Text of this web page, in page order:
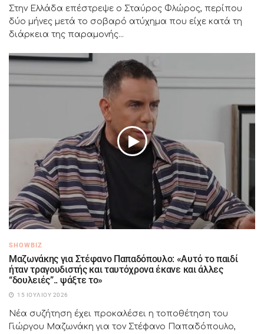
Στην Ελλάδα επέστρεψε ο Σταύρος Φλώρος, περίπου
δύο μήνες μετά το σοβαρό ατύχημα που είχε κατά τη
διάρκεια της παραμονής...
SHOWBIZ
Μαζωνάκης για Στέφανο Παπαδόπουλο: «Αυτό το παιδί
ήταν τραγουδιστής και ταυτόχρονα έκανε και άλλες
“δουλειές”.. ψάξτε το»
15 ΙΟΥΛΊΟΥ 2026
Νέα συζήτηση έχει προκαλέσει η τοποθέτηση του
Γιώργου Μαζωνάκη για τον Στέφανο Παπαδόπουλο,